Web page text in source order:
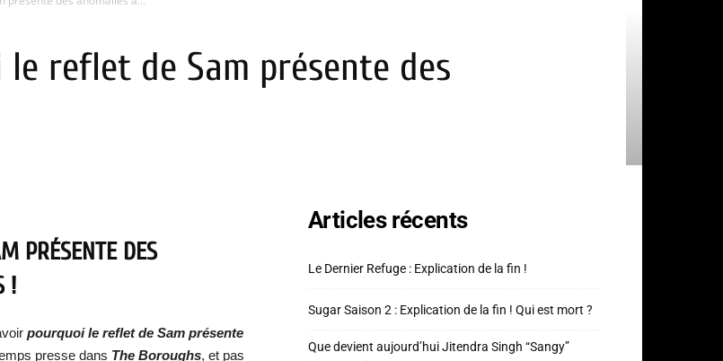
reflet de Sam présente des
PRÉSENTE DES
!
pourquoi le reflet de Sam présente
presse dans The Boroughs, et pas
Articles récents
Le Dernier Refuge : Explication de la fin !
Sugar Saison 2 : Explication de la fin ! Qui est mort ?
Que devient aujourd’hui Jitendra Singh “Sangy”